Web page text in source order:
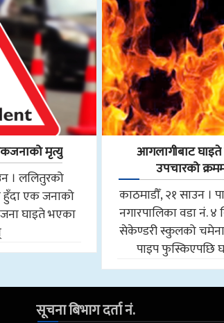
मृत्यु
। ललितुरको
हुँदा एक जनाको
घाइते भएका
आगलागीबाट
उपचारको
काठमाडौँ, २१ साउन ।
नगारपालिका वडा नं.
सेकेण्डरी स्कुलको
पाइप फुस्किएपछि
सूचना बिभाग दर्ता नं.